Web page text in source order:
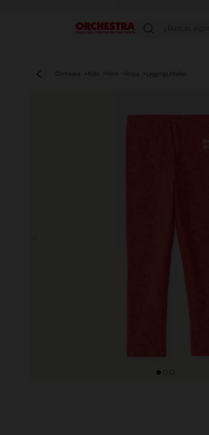
Menú
Orchestra Kids Niña Ropa Leggings,Mallas